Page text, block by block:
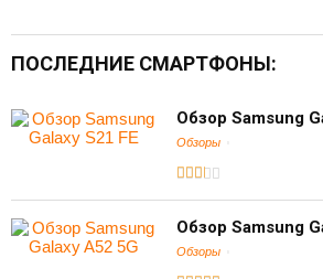
ПОСЛЕДНИЕ СМАРТФОНЫ:
Обзор Samsung
Обзоры
Обзор Samsung
Обзоры